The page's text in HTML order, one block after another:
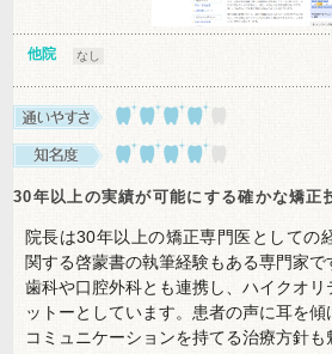
他院 なし
30年以上の実績が可能にする確かな矯正
院長は30年以上の矯正専門医としての
関する啓蒙書の執筆経験もある専門家
歯科や口腔外科とも連携し、ハイクオ
ットーとしています。患者の声に耳を
コミュニケーションを持てる治療方針も